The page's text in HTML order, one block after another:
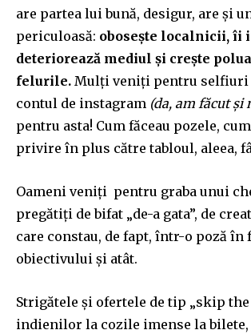
are partea lui bună, desigur, are și
periculoasă: obosește localnicii, îi
deteriorează mediul și crește
felurile. Mulți veniți pentru selfiuri
contul de instagram (da, am făcut și
pentru asta! Cum făceau pozele,
privire în plus către tabloul, aleea,
Oameni veniți pentru graba unui
pregătiți de bifat „de-a gata”, de
care constau, de fapt, într-o poză în
obiectivului și atât.
Strigătele și ofertele de tip „skip
indienilor la cozile imense la bilete,